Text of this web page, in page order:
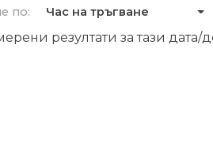
по: Час на тръгване
резултати за тази дата/